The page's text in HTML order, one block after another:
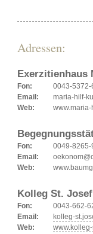
Adressen:
Exerzitienhaus
Fon:
0043-5372-
Email:
maria-hilf-
Web:
Fon:
0049-8265-
Email:
Web:
Kolleg St.
Fon:
0043-662-
Email:
kolleg-
Web: